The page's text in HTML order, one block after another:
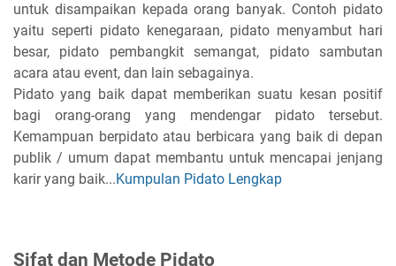
untuk disampaikan kepada orang banyak. Contoh pidato
yaitu seperti pidato kenegaraan, pidato menyambut hari
besar, pidato pembangkit semangat, pidato sambutan
acara atau event, dan lain sebagainya.
Pidato yang baik dapat memberikan suatu kesan positif
bagi orang-orang yang mendengar pidato tersebut.
Kemampuan berpidato atau berbicara yang baik di depan
publik / umum dapat membantu untuk mencapai jenjang
karir yang baik...Kumpulan Pidato Lengkap
Sifat dan Metode Pidato